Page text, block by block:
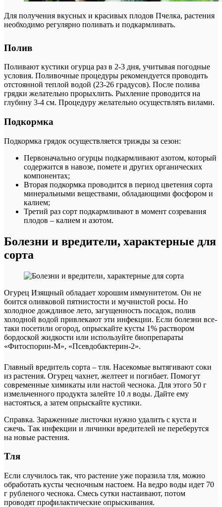
Для получения вкусных и красивых плодов Пчелка, растения
необходимо регулярно поливать и подкармливать.
Полив
Поливают кустики огурца раз в 2-3 дня, учитывая погодные
условия. Поливочные процедуры рекомендуется проводить
отстоянной теплой водой (23-26 градусов). После полива
грядки желательно прорыхлить. Рыхление проводится на
глубину 3-4 см. Процедуру желательно осуществлять вилами.
Подкормка
Подкормка грядок осуществляется трижды за сезон:
Первоначально огурцы подкармливают азотом, который
содержится в навозе, помете и других органических
компонентах;
Вторая подкормка проводится в период цветения сорта
минеральными веществами, обладающими фосфором и
калием;
Третий раз сорт подкармливают в момент созревания
плодов – калием и азотом.
Болезни и вредители, характерные для
сорта
Огурец Изящный обладает хорошим иммунитетом. Он не
боится оливковой пятнистости и мучнистой росы. Но
холодное дождливое лето, загущенность посадок, полив
холодной водой привлекают эти инфекции. Если болезни все-
таки посетили огород, опрыскайте кусты 1% раствором
бордоской жидкости или используйте биопрепараты
«Фитоспорин-М», «Псевдобактерин-2».
Главный вредитель сорта – тля. Насекомые вытягивают соки
из растения. Огурец чахнет, желтеет и погибает. Помогут
современные химикаты или настой чеснока. Для этого 50 г
измельченного продукта залейте 10 л воды. Дайте ему
настояться, а затем опрыскайте кустики.
Справка. Зараженные листочки нужно удалить с куста и
сжечь. Так инфекции и личинки вредителей не переберутся
на новые растения.
Тля
Если случилось так, что растение уже поразила тля, можно
обработать кусты чесночным настоем. На ведро воды идет 70
г рубленого чеснока. Смесь сутки настаивают, потом
проводят профилактические опрыскивания.